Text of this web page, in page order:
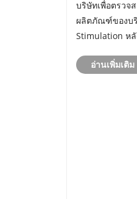
จำหน่ายในยุโ
บริษัทเพื่อตรวจ
ผลิตภัณฑ์ของบ
Stimulation ห
แสดงความตั้งใ
อ่านเพิ่มเติม